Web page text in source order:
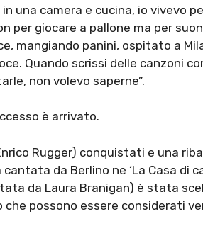
una camera e cucina, io vivevo
per giocare a pallone ma per
mangiando panini, ospitato a
Quando scrissi delle canzoni
non volevo saperne”.
è arrivato.
Rugger) conquistati e una
da Berlino ne ‘La Casa di
da Laura Branigan) è stata
possono essere considerati